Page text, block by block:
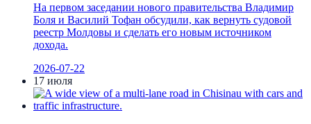
На первом заседании нового правительства Владимир
Боля и Василий Тофан обсудили, как вернуть судовой
реестр Молдовы и сделать его новым источником
дохода.
2026-07-22
17 июля